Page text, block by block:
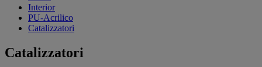
Interior
PU-Acrilico
Catalizzatori
Catalizzatori